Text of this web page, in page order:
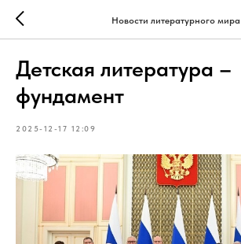
Новости литературного мира
Детская литература –
фундамент
2025-12-17 12:09